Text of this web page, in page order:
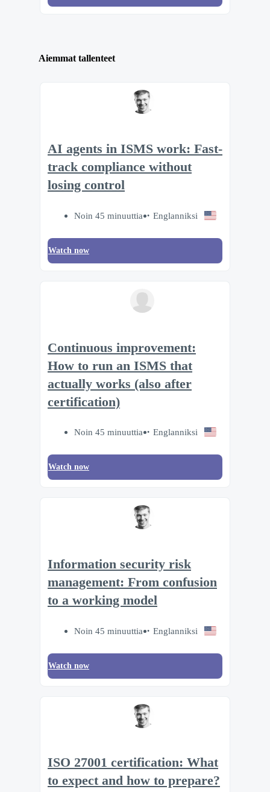
Aiemmat tallenteet
AI agents in ISMS work: Fast-
track compliance without
losing control
Noin 45 minuuttia Englanniksi
Watch now
Continuous improvement:
How to run an ISMS that
actually works (also after
certification)
Noin 45 minuuttia Englanniksi
Watch now
Information security risk
management: From confusion
to a working model
Noin 45 minuuttia Englanniksi
Watch now
ISO 27001 certification: What
to expect and how to prepare?